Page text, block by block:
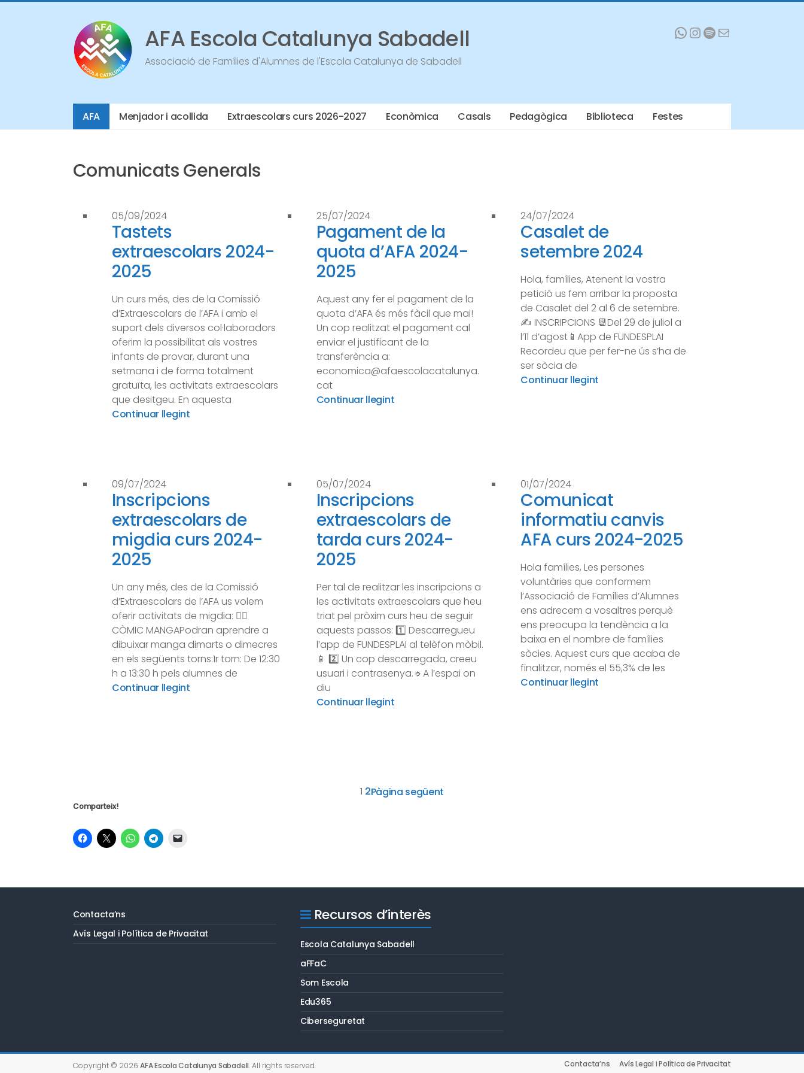
AFA Escola Catalunya Sabadell
Associació de Famílies d'Alumnes de l'Escola Catalunya de Sabadell
WhatsApp
Instagram
Spotify
Mail
AFA Menjador i acollida Extraescolars curs 2026-2027 Econòmica Casals Pedagògica Biblioteca Festes
Comunicats Generals
05/09/2024
Tastets
extraescolars 2024-
2025
Un curs més, des de la Comissió
d’Extraescolars de l’AFA i amb el
suport dels diversos col·laboradors
oferim la possibilitat als vostres
infants de provar, durant una
setmana i de forma totalment
gratuïta, les activitats extraescolars
que desitgeu. En aquesta
Continuar llegint
25/07/2024
Pagament de la
quota d’AFA 2024-
2025
Aquest any fer el pagament de la
quota d’AFA és més fàcil que mai!
Un cop realitzat el pagament cal
enviar el justificant de la
transferència a:
economica@afaescolacatalunya.
cat
Continuar llegint
24/07/2024
Casalet de
setembre 2024
Hola, famílies, Atenent la vostra
petició us fem arribar la proposta
de Casalet del 2 al 6 de setembre.
✍️ INSCRIPCIONS 📆Del 29 de juliol a
l’11 d’agost📱App de FUNDESPLAI
Recordeu que per fer-ne ús s’ha de
ser sòcia de
Continuar llegint
09/07/2024
Inscripcions
extraescolars de
migdia curs 2024-
2025
Un any més, des de la Comissió
d’Extraescolars de l’AFA us volem
oferir activitats de migdia: ✍🏼
CÒMIC MANGAPodran aprendre a
dibuixar manga dimarts o dimecres
en els següents torns:1r torn: De 12:30
h a 13:30 h pels alumnes de
Continuar llegint
05/07/2024
Inscripcions
extraescolars de
tarda curs 2024-
2025
Per tal de realitzar les inscripcions a
les activitats extraescolars que heu
triat pel pròxim curs heu de seguir
aquests passos: 1️⃣ Descarregueu
l’app de FUNDESPLAI al telèfon mòbil.
📱 2️⃣ Un cop descarregada, creeu
usuari i contrasenya.🔹A l’espai on
diu
Continuar llegint
01/07/2024
Comunicat
informatiu canvis
AFA curs 2024-2025
Hola famílies, Les persones
voluntàries que conformem
l’Associació de Famílies d’Alumnes
ens adrecem a vosaltres perquè
ens preocupa la tendència a la
baixa en el nombre de famílies
sòcies. Aquest curs que acaba de
finalitzar, només el 55,3% de les
Continuar llegint
1 2Pàgina següent
Comparteix!
Contacta’ns
Avís Legal i Política de Privacitat
Recursos d’interès
Escola Catalunya Sabadell
aFFaC
Som Escola
Edu365
Ciberseguretat
Copyright © 2026 AFA Escola Catalunya Sabadell. All rights reserved.
Contacta’ns Avís Legal i Política de Privacitat